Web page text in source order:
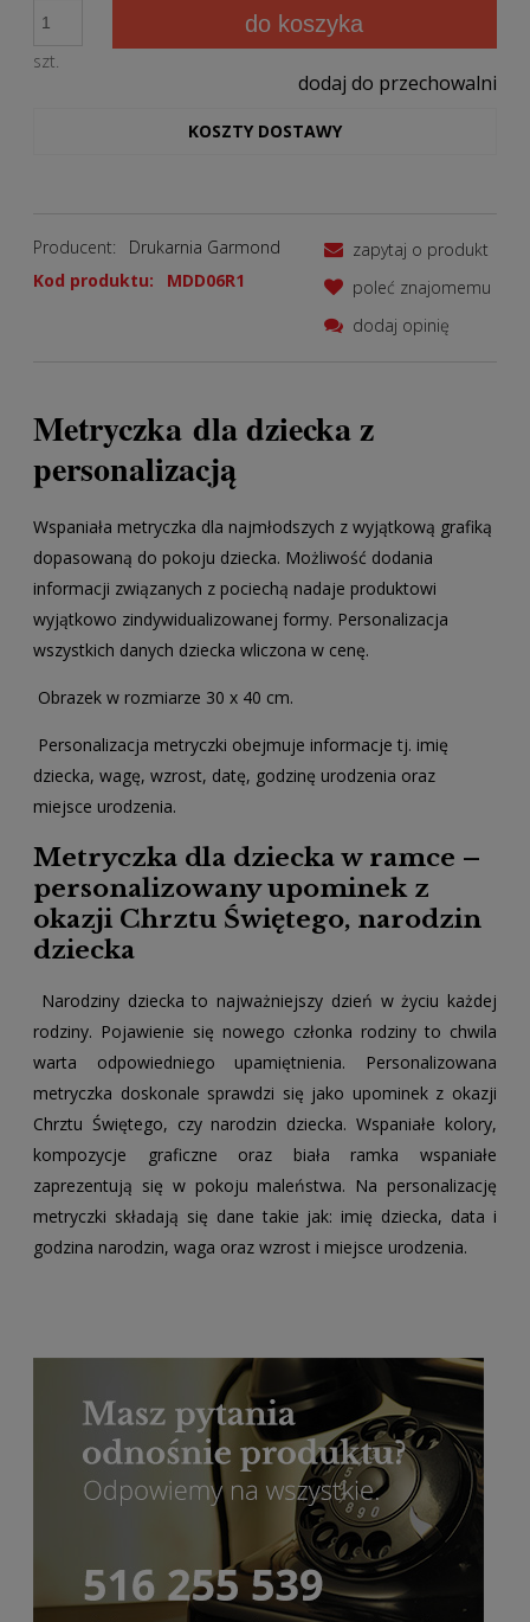
szt.
do koszyka
dodaj do przechowalni
KOSZTY DOSTAWY
Producent:
Drukarnia Garmond
Kod produktu:
MDD06R1
zapytaj o produkt
poleć znajomemu
dodaj opinię
Metryczka dla dziecka z
personalizacją
Wspaniała metryczka dla najmłodszych z wyjątkową grafiką
dopasowaną do pokoju dziecka. Możliwość dodania
informacji związanych z pociechą nadaje produktowi
wyjątkowo zindywidualizowanej formy. Personalizacja
wszystkich danych dziecka wliczona w cenę.
Obrazek w rozmiarze 30 x 40 cm.
Personalizacja metryczki obejmuje informacje tj. imię
dziecka, wagę, wzrost, datę, godzinę urodzenia oraz
miejsce urodzenia.
Metryczka dla dziecka w ramce –
personalizowany upominek z
okazji Chrztu Świętego, narodzin
dziecka
Narodziny dziecka to najważniejszy dzień w życiu każdej
rodziny. Pojawienie się nowego członka rodziny to chwila
warta odpowiedniego upamiętnienia. Personalizowana
metryczka doskonale sprawdzi się jako upominek z okazji
Chrztu Świętego, czy narodzin dziecka. Wspaniałe kolory,
kompozycje graficzne oraz biała ramka wspaniałe
zaprezentują się w pokoju maleństwa. Na personalizację
metryczki składają się dane takie jak: imię dziecka, data i
godzina narodzin, waga oraz wzrost i miejsce urodzenia.